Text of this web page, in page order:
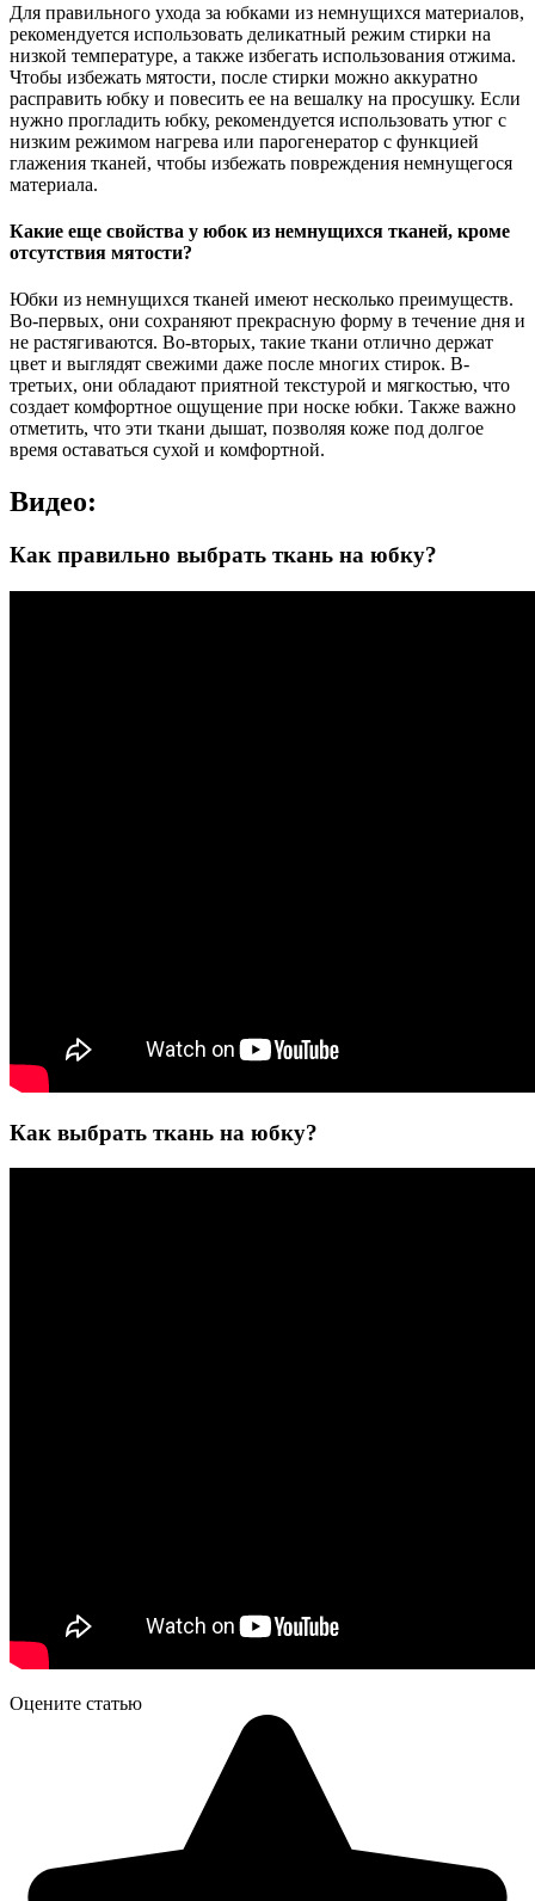
Для правильного ухода за юбками из немнущихся материалов,
рекомендуется использовать деликатный режим стирки на
низкой температуре, а также избегать использования отжима.
Чтобы избежать мятости, после стирки можно аккуратно
расправить юбку и повесить ее на вешалку на просушку. Если
нужно прогладить юбку, рекомендуется использовать утюг с
низким режимом нагрева или парогенератор с функцией
глажения тканей, чтобы избежать повреждения немнущегося
материала.
Какие еще свойства у юбок из немнущихся тканей, кроме
отсутствия мятости?
Юбки из немнущихся тканей имеют несколько преимуществ.
Во-первых, они сохраняют прекрасную форму в течение дня и
не растягиваются. Во-вторых, такие ткани отлично держат
цвет и выглядят свежими даже после многих стирок. В-
третьих, они обладают приятной текстурой и мягкостью, что
создает комфортное ощущение при носке юбки. Также важно
отметить, что эти ткани дышат, позволяя коже под долгое
время оставаться сухой и комфортной.
Видео:
Как правильно выбрать ткань на юбку?
Как выбрать ткань на юбку?
Оцените статью